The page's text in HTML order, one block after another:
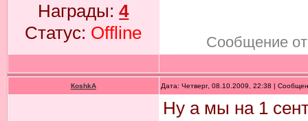
Награды:4
Статус: Offline Сообщение
КoshkA Дата: Четверг, 08.10.2009, 22:38 |
Ну а мы на 1